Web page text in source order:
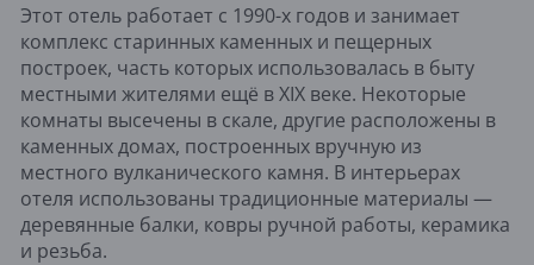
Этот отель работает с 1990-х годов и занимает
комплекс старинных каменных и пещерных
построек, часть которых использовалась в быту
местными жителями ещё в XIX веке. Некоторые
комнаты высечены в скале, другие расположены в
каменных домах, построенных вручную из
местного вулканического камня. В интерьерах
отеля использованы традиционные материалы —
деревянные балки, ковры ручной работы, керамика
и резьба.